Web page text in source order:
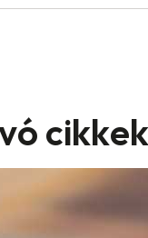
cikkek